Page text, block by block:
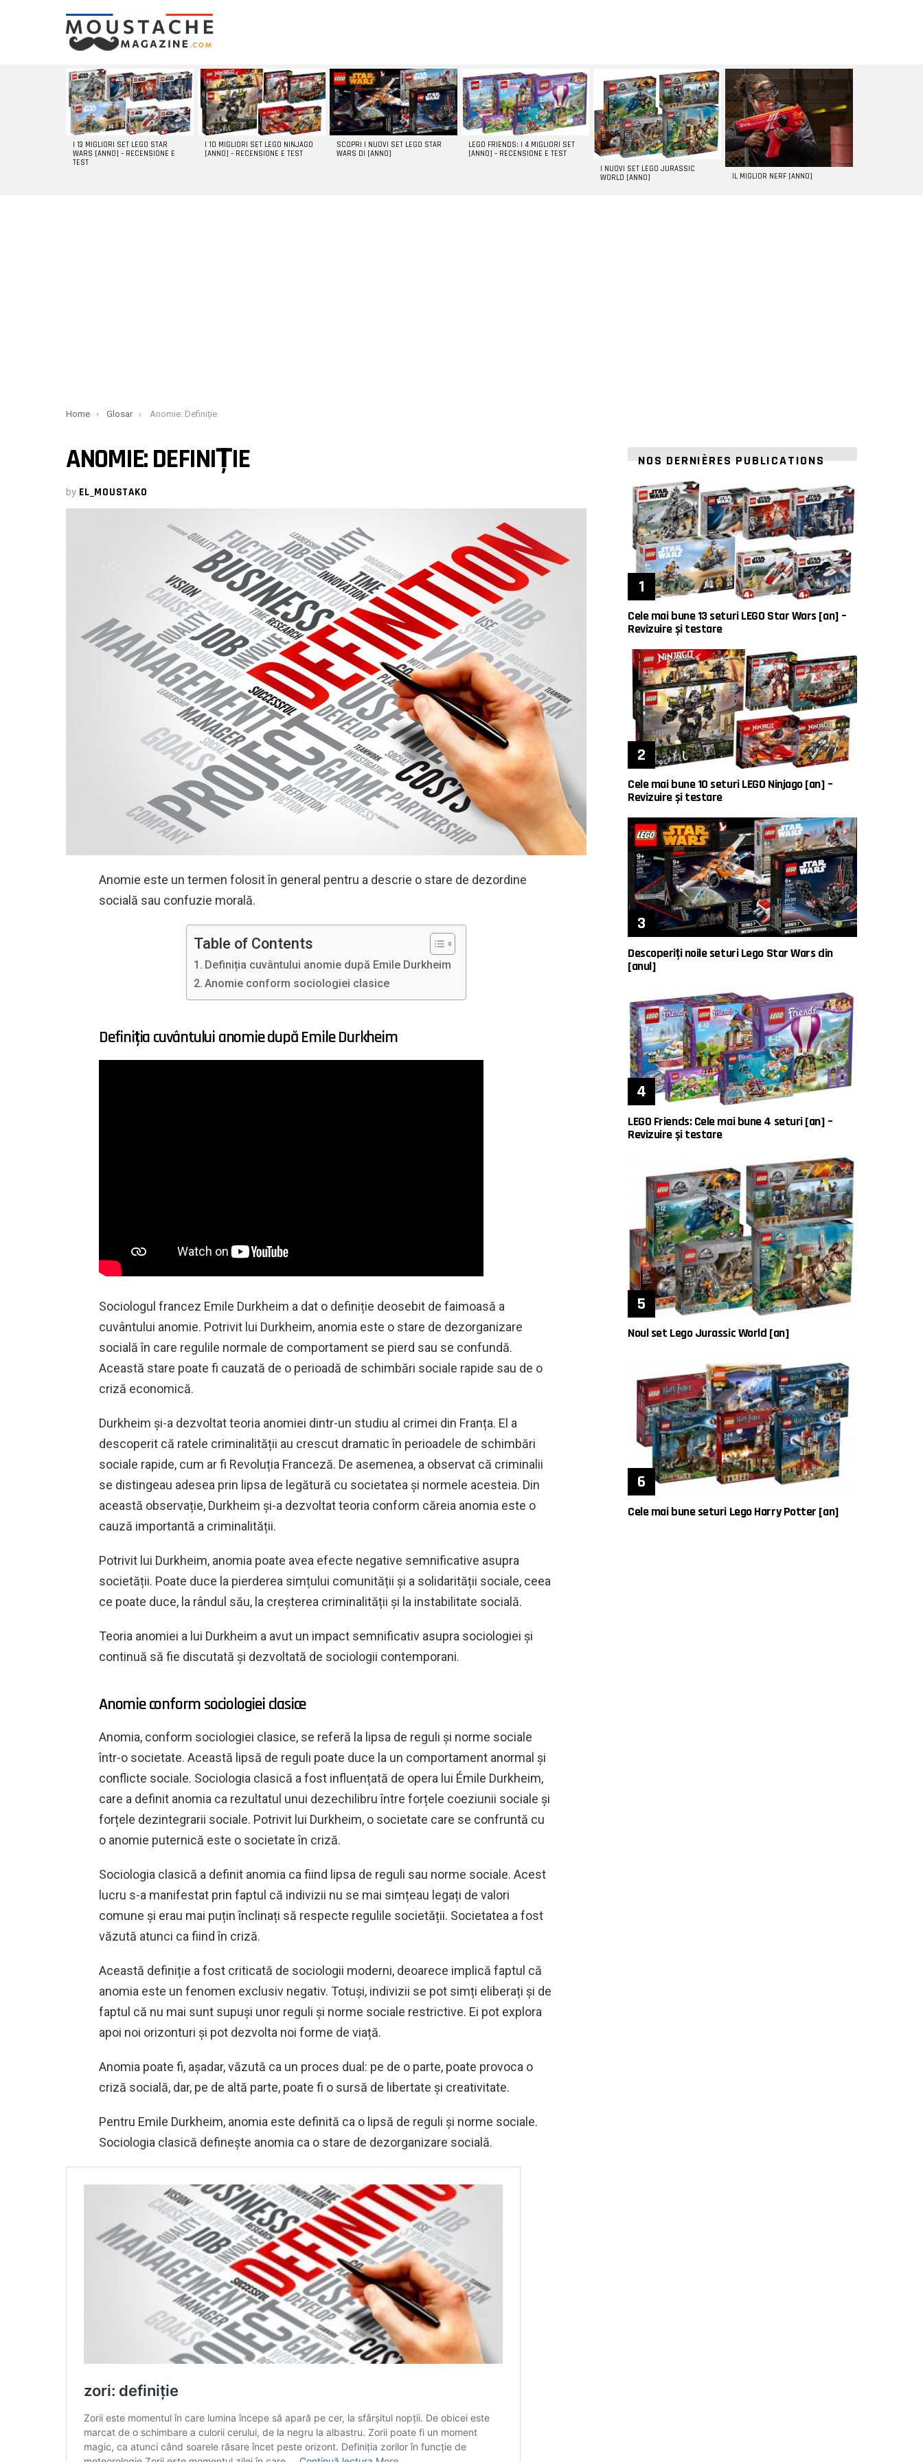
LATEST
STORIES
I 13 MIGLIORI SET LEGO STAR
WARS [ANNO] – RECENSIONE E
TEST
I 10 MIGLIORI SET LEGO NINJAGO
[ANNO] – RECENSIONE E TEST
SCOPRI I NUOVI SET LEGO STAR
WARS DI [ANNO]
LEGO FRIENDS: I 4 MIGLIORI SET
[ANNO] – RECENSIONE E TEST
I NUOVI SET LEGO JURASSIC
WORLD [ANNO]
IL MIGLIOR NERF [ANNO]
You are here:
Home Glosar Anomie: Definiție
ANOMIE: DEFINIȚIE
by EL_MOUSTAKO
Anomie este un termen folosit în general pentru a descrie o stare de dezordine
socială sau confuzie morală.
Table of Contents
Definiția cuvântului anomie după Emile Durkheim
Anomie conform sociologiei clasice
Definiția cuvântului anomie după Emile Durkheim
Sociologul francez Emile Durkheim a dat o definiție deosebit de faimoasă a
cuvântului anomie. Potrivit lui Durkheim, anomia este o stare de dezorganizare
socială în care regulile normale de comportament se pierd sau se confundă.
Această stare poate fi cauzată de o perioadă de schimbări sociale rapide sau de o
criză economică.
Durkheim și-a dezvoltat teoria anomiei dintr-un studiu al crimei din Franța. El a
descoperit că ratele criminalității au crescut dramatic în perioadele de schimbări
sociale rapide, cum ar fi Revoluția Franceză. De asemenea, a observat că criminalii
se distingeau adesea prin lipsa de legătură cu societatea și normele acesteia. Din
această observație, Durkheim și-a dezvoltat teoria conform căreia anomia este o
cauză importantă a criminalității.
Potrivit lui Durkheim, anomia poate avea efecte negative semnificative asupra
societății. Poate duce la pierderea simțului comunității și a solidarității sociale, ceea
ce poate duce, la rândul său, la creșterea criminalității și la instabilitate socială.
Teoria anomiei a lui Durkheim a avut un impact semnificativ asupra sociologiei și
continuă să fie discutată și dezvoltată de sociologii contemporani.
Anomie conform sociologiei clasice
Anomia, conform sociologiei clasice, se referă la lipsa de reguli și norme sociale
într-o societate. Această lipsă de reguli poate duce la un comportament anormal și
conflicte sociale. Sociologia clasică a fost influențată de opera lui Émile Durkheim,
care a definit anomia ca rezultatul unui dezechilibru între forțele coeziunii sociale și
forțele dezintegrarii sociale. Potrivit lui Durkheim, o societate care se confruntă cu
o anomie puternică este o societate în criză.
Sociologia clasică a definit anomia ca fiind lipsa de reguli sau norme sociale. Acest
lucru s-a manifestat prin faptul că indivizii nu se mai simțeau legați de valori
comune și erau mai puțin înclinați să respecte regulile societății. Societatea a fost
văzută atunci ca fiind în criză.
Această definiție a fost criticată de sociologii moderni, deoarece implică faptul că
anomia este un fenomen exclusiv negativ. Totuși, indivizii se pot simți eliberați și de
faptul că nu mai sunt supuși unor reguli și norme sociale restrictive. Ei pot explora
apoi noi orizonturi și pot dezvolta noi forme de viață.
Anomia poate fi, așadar, văzută ca un proces dual: pe de o parte, poate provoca o
criză socială, dar, pe de altă parte, poate fi o sursă de libertate și creativitate.
Pentru Emile Durkheim, anomia este definită ca o lipsă de reguli și norme sociale.
Sociologia clasică definește anomia ca o stare de dezorganizare socială.
NOS DERNIÈRES PUBLICATIONS
Cele mai bune 13 seturi LEGO Star Wars [an] –
Revizuire și testare
Cele mai bune 10 seturi LEGO Ninjago [an] –
Revizuire și testare
Descoperiți noile seturi Lego Star Wars din
[anul]
LEGO Friends: Cele mai bune 4 seturi [an] –
Revizuire și testare
Noul set Lego Jurassic World [an]
Cele mai bune seturi Lego Harry Potter [an]